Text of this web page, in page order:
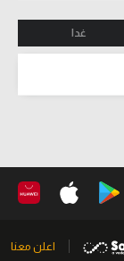
غدا
اعلن معنا